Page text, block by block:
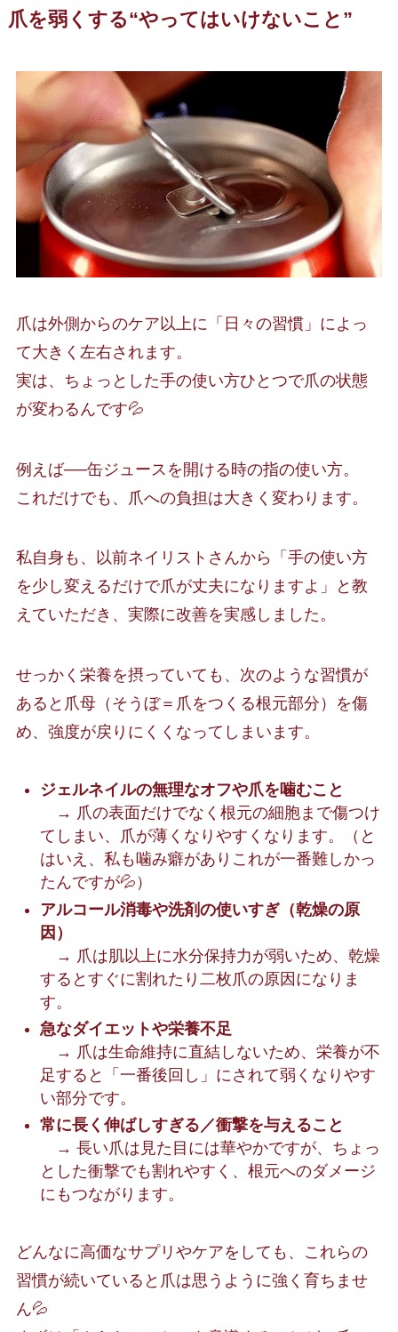
爪を弱くする“やってはいけないこと”
爪は外側からのケア以上に「日々の習慣」によっ
て大きく左右されます。
実は、ちょっとした手の使い方ひとつで爪の状態
が変わるんです💦
例えば──缶ジュースを開ける時の指の使い方。
これだけでも、爪への負担は大きく変わります。
私自身も、以前ネイリストさんから「手の使い方
を少し変えるだけで爪が丈夫になりますよ」と教
えていただき、実際に改善を実感しました。
せっかく栄養を摂っていても、次のような習慣が
あると爪母（そうぼ＝爪をつくる根元部分）を傷
め、強度が戻りにくくなってしまいます。
ジェルネイルの無理なオフや爪を噛むこと
→ 爪の表面だけでなく根元の細胞まで傷つけ
てしまい、爪が薄くなりやすくなります。（と
はいえ、私も噛み癖がありこれが一番難しかっ
たんですが💦）
アルコール消毒や洗剤の使いすぎ（乾燥の原
因）
→ 爪は肌以上に水分保持力が弱いため、乾燥
するとすぐに割れたり二枚爪の原因になりま
す。
急なダイエットや栄養不足
→ 爪は生命維持に直結しないため、栄養が不
足すると「一番後回し」にされて弱くなりやす
い部分です。
常に長く伸ばしすぎる／衝撃を与えること
→ 長い爪は見た目には華やかですが、ちょっ
とした衝撃でも割れやすく、根元へのダメージ
にもつながります。
どんなに高価なサプリやケアをしても、これらの
習慣が続いていると爪は思うように強く育ちませ
ん💦